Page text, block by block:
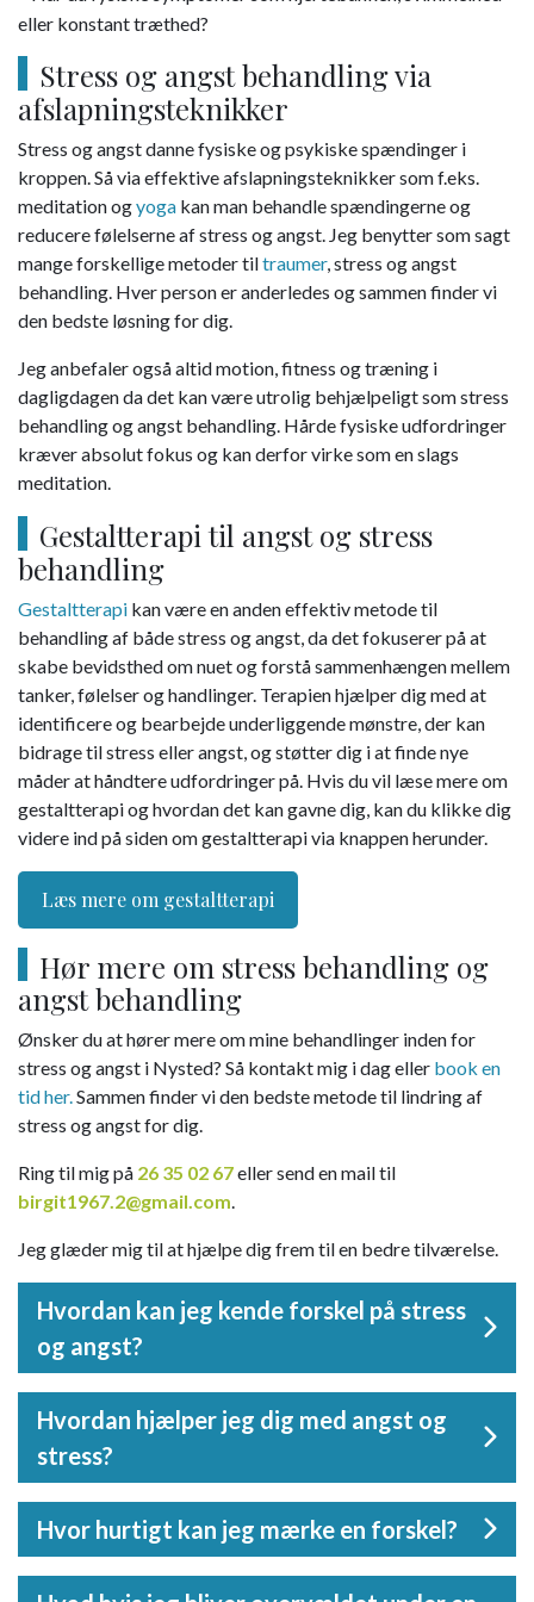
eller konstant træthed?
Stress og angst behandling via
afslapningsteknikker
Stress og angst danne fysiske og psykiske spændinger i
kroppen. Så via effektive afslapningsteknikker som f.eks.
meditation ogyoga kan man behandle spændingerne og
reducere følelserne af stress og angst. Jeg benytter som sagt
mange forskellige metoder tiltraumer, stress og angst
behandling. Hver person er anderledes og sammen finder vi
den bedste løsning for dig.
Jeg anbefaler også altid motion, fitness og træning i
dagligdagen da det kan være utrolig behjælpeligt som stress
behandling og angst behandling. Hårde fysiske udfordringer
kræver absolut fokus og kan derfor virke som en slags
meditation.
Gestaltterapi til angst og stress
behandling
Gestaltterapi kan være en anden effektiv metode til
behandling af både stress og angst, da det fokuserer på at
skabe bevidsthed om nuet og forstå sammenhængen mellem
tanker, følelser og handlinger. Terapien hjælper dig med at
identificere og bearbejde underliggende mønstre, der kan
bidrage til stress eller angst, og støtter dig i at finde nye
måder at håndtere udfordringer på. Hvis du vil læse mere om
gestaltterapi og hvordan det kan gavne dig, kan du klikke dig
videre ind på siden om gestaltterapi via knappen herunder.
Læs mere om gestaltterapi
Hør mere om stress behandling og
angst behandling
Ønsker du at hører mere om mine behandlinger inden for
stress og angst i Nysted? Så kontakt mig i dag eller book en
tid her.Sammen finder vi den bedste metode til lindring af
stress og angst for dig.
Ring til mig på 26 35 02 67eller send en mail til
birgit1967.2@gmail.com.
​Jeg glæder mig til at hjælpe dig frem til en bedre tilværelse.
Hvordan kan jeg kende forskel på stress
og angst?
Stress er ofte en reaktion på ydre belastninger, mens
angst kan komme indefra som bekymringer, frygt eller
panikanfald. Mange oplever begge dele på samme tid –
Hvordan hjælper jeg dig med angst og
stress?
Vi arbejder både med samtale og kropslige øvelser, så
du får indsigt i, hvad der udløser dine symptomer, og
redskaber til at berolige nervesystemet. Jeg guider dig
Hvor hurtigt kan jeg mærke en forskel?
Nogle føler lettelse efter få samtaler, mens andre har